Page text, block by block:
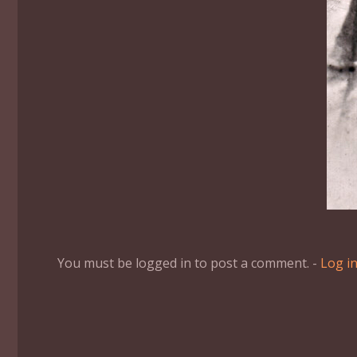
You must be logged in to post a comment. - Log in